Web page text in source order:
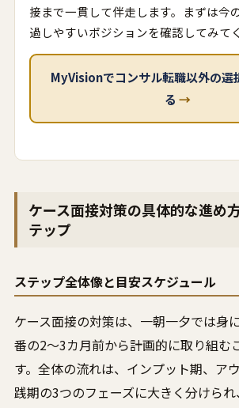
接まで一貫して伴走します。まずは今
過しやすいポジションを確認してみて
MyVisionでコンサル転職以外の選
る →
ケース面接対策の具体的な進
テップ
ステップ全体像と目安スケジュール
ケース面接の対策は、一朝一夕では身
番の2〜3カ月前から計画的に取り組む
す。全体の流れは、インプット期、ア
践期の3つのフェーズに大きく分けら